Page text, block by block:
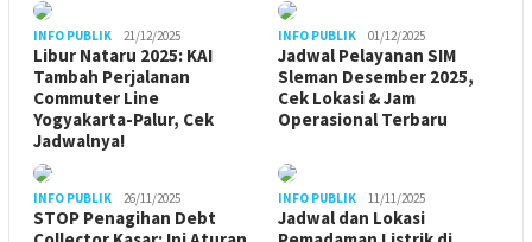
INFO PUBLIK 21/12/2025
Libur Nataru 2025: KAI
Tambah Perjalanan
Commuter Line
Yogyakarta-Palur, Cek
Jadwalnya!
INFO PUBLIK 01/12/2025
Jadwal Pelayanan SIM
Sleman Desember 2025,
Cek Lokasi & Jam
Operasional Terbaru
INFO PUBLIK 26/11/2025
STOP Penagihan Debt
INFO PUBLIK 11/11/2025
Jadwal dan Lokasi